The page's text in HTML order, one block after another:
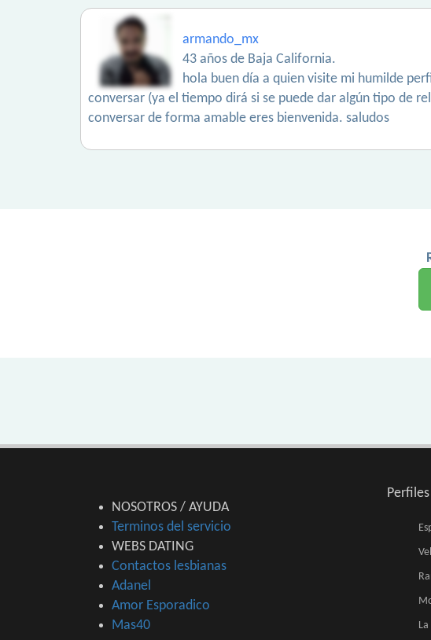
armando_mx
43 años de Baja California.
hola buen día a quien visite mi humilde
conversar (ya el tiempo dirá si se puede dar algún tipo de
conversar de forma amable eres bienvenida. saludos
NOSOTROS / AYUDA
Terminos del servicio
WEBS DATING
Contactos lesbianas
Adanel
Amor Esporadico
Mas40